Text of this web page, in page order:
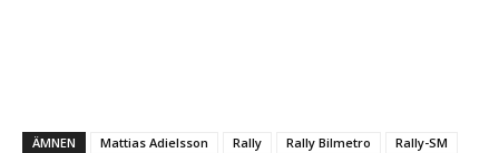
ÄMNEN Mattias Adielsson Rally Rally Bilmetro Rally-SM